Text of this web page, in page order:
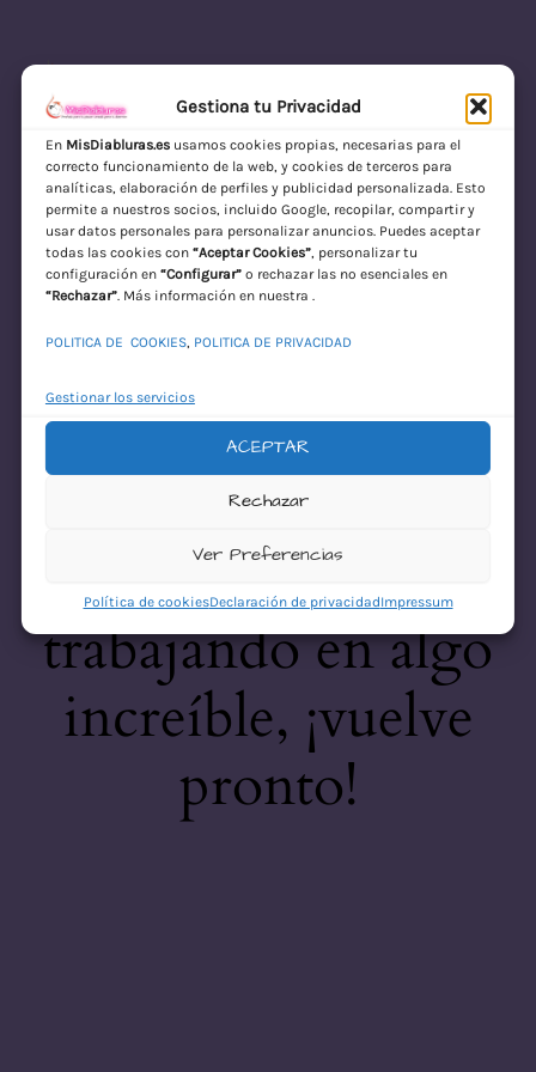
Gestiona tu Privacidad
En MisDiabluras.esusamos cookies propias, necesarias para el
correcto funcionamiento de la web, y cookies de terceros para
analíticas, elaboración de perfiles y publicidad personalizada. Esto
permite a nuestros socios, incluido Google, recopilar, compartir y
usar datos personales para personalizar anuncios. Puedes aceptar
todas las cookies con “Aceptar Cookies”, personalizar tu
configuración en “Configurar”o rechazar las no esenciales en
“Rechazar”. Más información en nuestra .
POLITICA DE COOKIES, POLITICA DE PRIVACIDAD
Gestionar los servicios
ACEPTAR
Rechazar
Ver Preferencias
Política de cookiesDeclaración de privacidadImpressum
MisDiabluras | Sexshop Online con Envío
Discreto en España
Acceder
¡Disculpa este
desastre! Estamos
trabajando en algo
increíble, ¡vuelve
pronto!